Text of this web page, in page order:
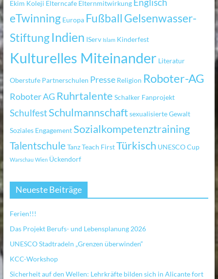
Ekim Koleji Elterncafe Elternmitwirkung
eTwinning Europa Fußball Gelsenwasser-
StiftungIndien IServ Islam Kinderfest
Kulturelles Miteinander Literatur
Oberstufe Partnerschulen Presse Religion Roboter-AG
Roboter AG Ruhrtalente Schalker Fanprojekt
SchulfestSchulmannschaftsexualisierte Gewalt
Soziales Engagement Sozialkompetenztraining
TalentschuleTanzTeach FirstTürkisch UNESCO Cup
Warschau Wien Ückendorf
Neueste Beiträge
Ferien!!!
Das Projekt Berufs- und Lebensplanung 2026
UNESCO Stadtradeln „Grenzen überwinden“
KCC-Workshop
Sicherheit auf den Wellen: Lehrkräfte bilden sich in Alicante fort